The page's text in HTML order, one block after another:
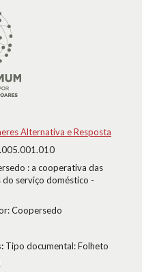
Alternativa e Resposta
: a cooperativa das
serviço doméstico -
Coopersedo
Tipo documental: Folheto